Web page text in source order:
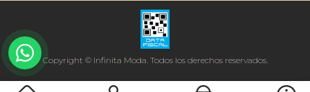
Copyright © Infinita Moda. Todos los derechos reservados.